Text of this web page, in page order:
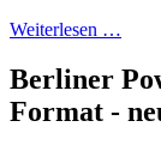
Weiterlesen …
Berliner
Format -